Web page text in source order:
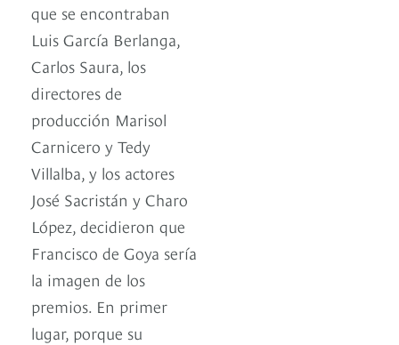
que se encontraban
Luis García Berlanga,
Carlos Saura, los
directores de
producción Marisol
Carnicero y Tedy
Villalba, y los actores
José Sacristán y Charo
López, decidieron que
Francisco de Goya sería
la imagen de los
premios. En primer
lugar, porque su